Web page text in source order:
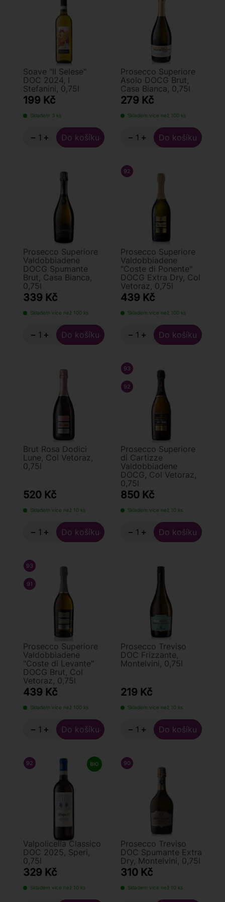
Soave "Il Selese"
DOC 2024, I
Stefanini, 0,75l
199 Kč
Skladem 3 ks
− +
Prosecco Superiore
Asolo DOCG Brut,
Casa Bianca, 0,75l
279 Kč
Skladem více než 100 ks
− +
Prosecco Superiore
Valdobbiadene
DOCG Spumante
Brut, Casa Bianca,
0,75l
339 Kč
Skladem více než 100 ks
− +
92
Prosecco Superiore
Valdobbiadene
"Coste di Ponente"
DOCG Extra Dry, Col
Vetoraz, 0,75l
439 Kč
Skladem více než 100 ks
− +
Brut Rosa Dodici
Lune, Col Vetoraz,
0,75l
520 Kč
Skladem více než 10 ks
− +
93 FALSTAFF
92
Prosecco Superiore
di Cartizze
Valdobbiadene
DOCG, Col Vetoraz,
0,75l
850 Kč
Skladem více než 10 ks
− +
93 FALSTAFF
91
Prosecco Superiore
Valdobbiadene
"Coste di Levante"
DOCG Brut, Col
Vetoraz, 0,75l
439 Kč
Skladem více než 100 ks
− +
Prosecco Treviso
DOC Frizzante,
Montelvini, 0,75l
219 Kč
Skladem více než 10 ks
− +
92 JAMES SUCKLING
Valpolicella Classico
DOC 2025, Speri,
0,75l
329 Kč
Skladem více než 10 ks
90
Prosecco Treviso
DOC Spumante Extra
Dry, Montelvini, 0,75l
310 Kč
Skladem více než 10 ks